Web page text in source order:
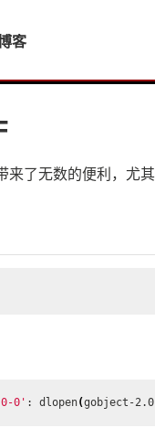
客
了无数的便利，尤
0' : dlopen(gobject-